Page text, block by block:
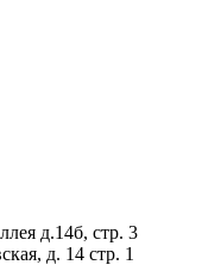
д.14б, стр. 3
д. 14 стр. 1